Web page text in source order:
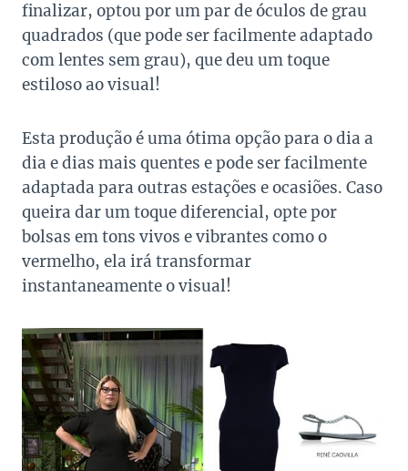
finalizar, optou por um par de óculos de grau
quadrados (que pode ser facilmente adaptado
com lentes sem grau), que deu um toque
estiloso ao visual!
Esta produção é uma ótima opção para o dia a
dia e dias mais quentes e pode ser facilmente
adaptada para outras estações e ocasiões. Caso
queira dar um toque diferencial, opte por
bolsas em tons vivos e vibrantes como o
vermelho, ela irá transformar
instantaneamente o visual!